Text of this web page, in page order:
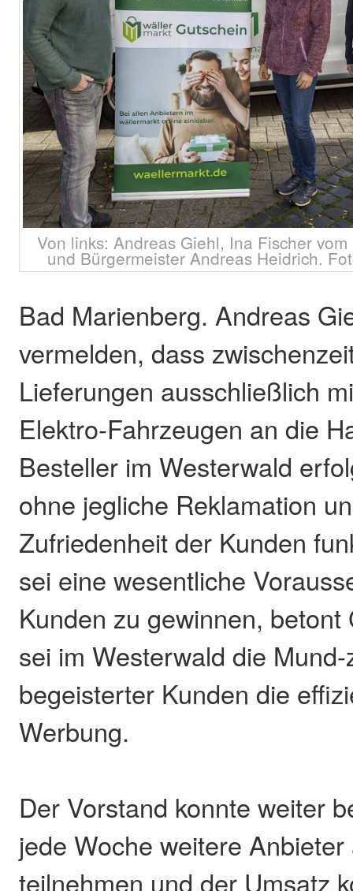
Von links: Andreas Giehl, Ina Fischer
und Bürgermeister Andreas Heidrich.
Bad Marienberg. Andreas
vermelden, dass
Lieferungen ausschließlich
Elektro-Fahrzeugen an die
Besteller im Westerwald
ohne jegliche Reklamation
Zufriedenheit der Kunden
sei eine wesentliche
Kunden zu gewinnen,
sei im Westerwald die
begeisterter Kunden die
Werbung.
Der Vorstand konnte weiter
jede Woche weitere
teilnehmen und der Umsatz